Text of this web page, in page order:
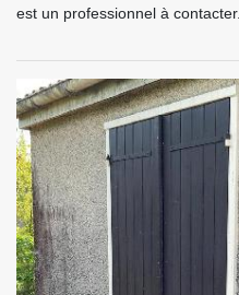
est un professionnel à contacter.